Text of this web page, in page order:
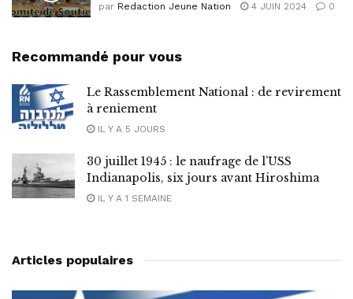
par Redaction Jeune Nation 4 JUIN 2024 0
Recommandé pour vous
Le Rassemblement National : de revirement
à reniement
IL Y A 5 JOURS
30 juillet 1945 : le naufrage de l’USS
Indianapolis, six jours avant Hiroshima
IL Y A 1 SEMAINE
Articles populaires